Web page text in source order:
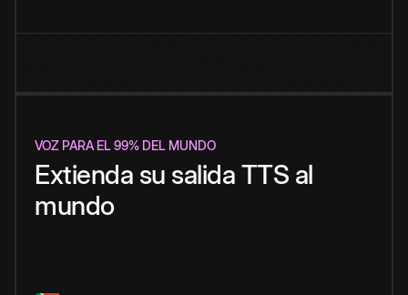
VOZ PARA EL 99% DEL MUNDO
Extienda su salida TTS al
mundo